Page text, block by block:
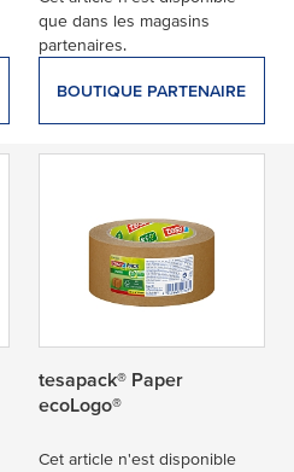
que dans les magasins
partenaires.
BOUTIQUE PARTENAIRE
tesapack® Paper
ecoLogo®
Cet article n'est disponible